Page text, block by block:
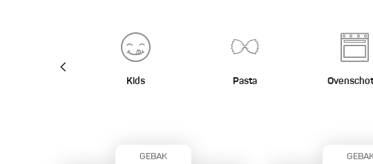
Kids Pasta
GEBAK